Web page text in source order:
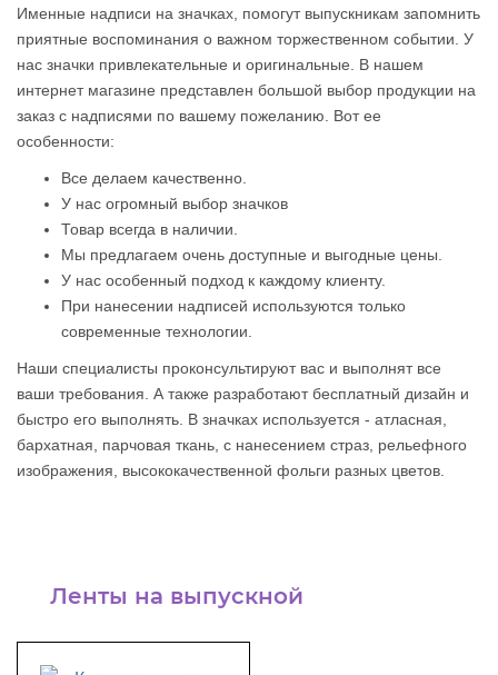
Именные надписи на значках, помогут выпускникам запомнить
приятные воспоминания о важном торжественном событии. У
нас значки привлекательные и оригинальные. В нашем
интернет магазине представлен большой выбор продукции на
заказ с надписями по вашему пожеланию. Вот ее
особенности:
Все делаем качественно.
У нас огромный выбор значков
Товар всегда в наличии.
Мы предлагаем очень доступные и выгодные цены.
У нас особенный подход к каждому клиенту.
При нанесении надписей используются только
современные технологии.
Наши специалисты проконсультируют вас и выполнят все
ваши требования. А также разработают бесплатный дизайн и
быстро его выполнять. В значках используется - атласная,
бархатная, парчовая ткань, с нанесением страз, рельефного
изображения, высококачественной фольги разных цветов.
Ленты на выпускной